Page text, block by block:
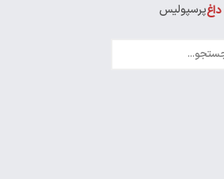
پرسپولیس
لیگ قهرمانان